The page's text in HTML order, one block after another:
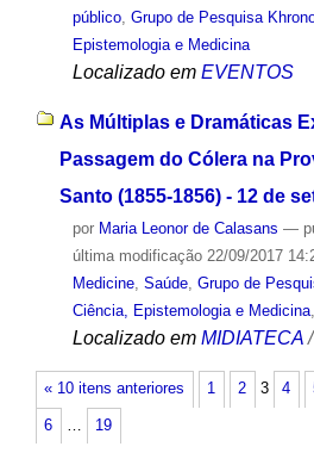
público, Grupo de Pesquisa
Epistemologia e Medicina
Localizado em EVENTOS
As Múltiplas e Dramáticas
Passagem do Cólera na
Santo (1855-1856) - 12 de
por Maria Leonor de Calasans —
última modificação22/09/2017
Medicine, Saúde, Grupo de
Ciência, Epistemologia e Medicina,
Localizado em MIDIATECA /
« 10 itens anteriores 1 2 3 4
6 … 19